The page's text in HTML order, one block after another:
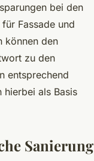
bei den
Fassade und
können den
zu den
entsprechend
als Basis
Sanierung